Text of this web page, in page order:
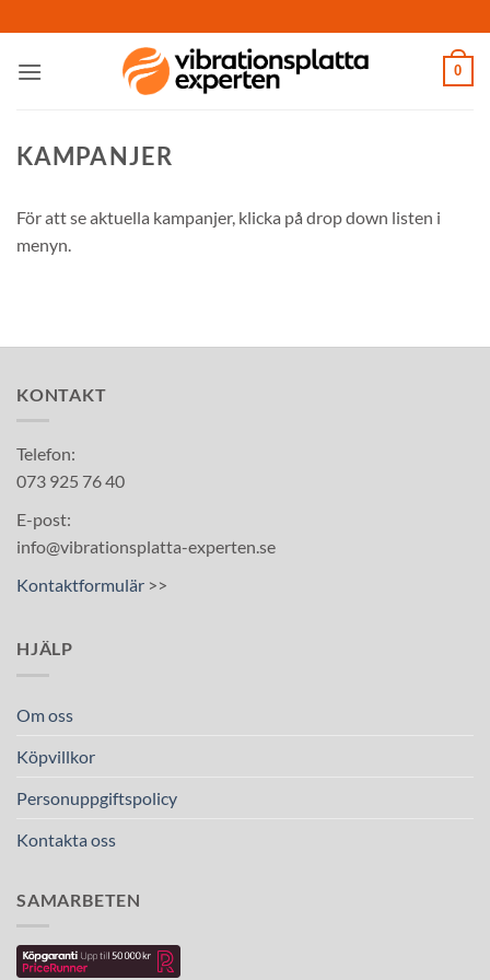
to
content
0
KAMPANJER
För att se aktuella kampanjer, klicka på drop down listen i
menyn.
KONTAKT
Telefon:
073 925 76 40
E-post:
info@vibrationsplatta-experten.se
Kontaktformulär >>
HJÄLP
Om oss
Köpvillkor
Personuppgiftspolicy
Kontakta oss
SAMARBETEN